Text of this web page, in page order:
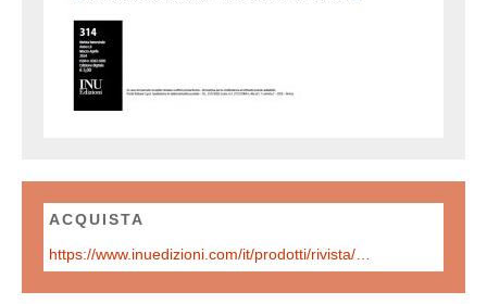
ACQUISTA
https://www.inuedizioni.com/it/prodotti/rivista/n-314-urbanistica-informazioni-gennaio-%E2%80%93-febbraio-2024